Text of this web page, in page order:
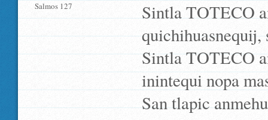
Salmos 127
Sintla TOTECO
Sintla TOTECO
inintequi nopa
San tlapic